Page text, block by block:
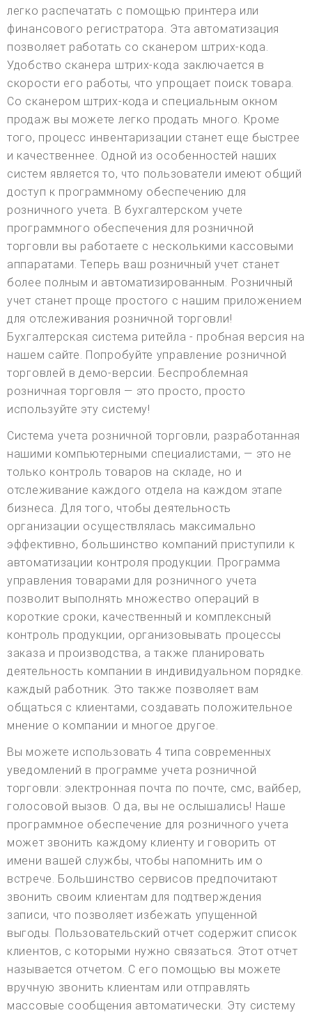
легко распечатать с помощью принтера или
финансового регистратора. Эта автоматизация
позволяет работать со сканером штрих-кода.
Удобство сканера штрих-кода заключается в
скорости его работы, что упрощает поиск товара.
Со сканером штрих-кода и специальным окном
продаж вы можете легко продать много. Кроме
того, процесс инвентаризации станет еще быстрее
и качественнее. Одной из особенностей наших
систем является то, что пользователи имеют общий
доступ к программному обеспечению для
розничного учета. В бухгалтерском учете
программного обеспечения для розничной
торговли вы работаете с несколькими кассовыми
аппаратами. Теперь ваш розничный учет станет
более полным и автоматизированным. Розничный
учет станет проще простого с нашим приложением
для отслеживания розничной торговли!
Бухгалтерская система ритейла - пробная версия на
нашем сайте. Попробуйте управление розничной
торговлей в демо-версии. Беспроблемная
розничная торговля — это просто, просто
используйте эту систему!
Система учета розничной торговли, разработанная
нашими компьютерными специалистами, — это не
только контроль товаров на складе, но и
отслеживание каждого отдела на каждом этапе
бизнеса. Для того, чтобы деятельность
организации осуществлялась максимально
эффективно, большинство компаний приступили к
автоматизации контроля продукции. Программа
управления товарами для розничного учета
позволит выполнять множество операций в
короткие сроки, качественный и комплексный
контроль продукции, организовывать процессы
заказа и производства, а также планировать
деятельность компании в индивидуальном порядке.
каждый работник. Это также позволяет вам
общаться с клиентами, создавать положительное
мнение о компании и многое другое.
Вы можете использовать 4 типа современных
уведомлений в программе учета розничной
торговли: электронная почта по почте, смс, вайбер,
голосовой вызов. О да, вы не ослышались! Наше
программное обеспечение для розничного учета
может звонить каждому клиенту и говорить от
имени вашей службы, чтобы напомнить им о
встрече. Большинство сервисов предпочитают
звонить своим клиентам для подтверждения
записи, что позволяет избежать упущенной
выгоды. Пользовательский отчет содержит список
клиентов, с которыми нужно связаться. Этот отчет
называется отчетом. С его помощью вы можете
вручную звонить клиентам или отправлять
массовые сообщения автоматически. Эту систему